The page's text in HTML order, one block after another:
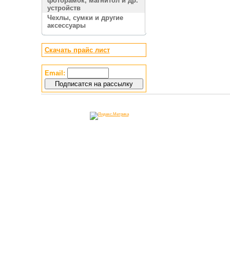
устройств
Чехлы, сумки и другие
аксессуары
Скачать прайс лист
Email: